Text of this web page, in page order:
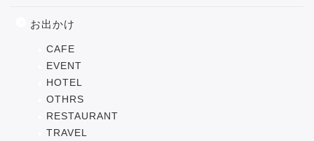
お出かけ
CAFE
EVENT
HOTEL
OTHRS
RESTAURANT
TRAVEL